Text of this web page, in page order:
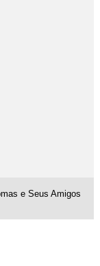
e Seus Amigos